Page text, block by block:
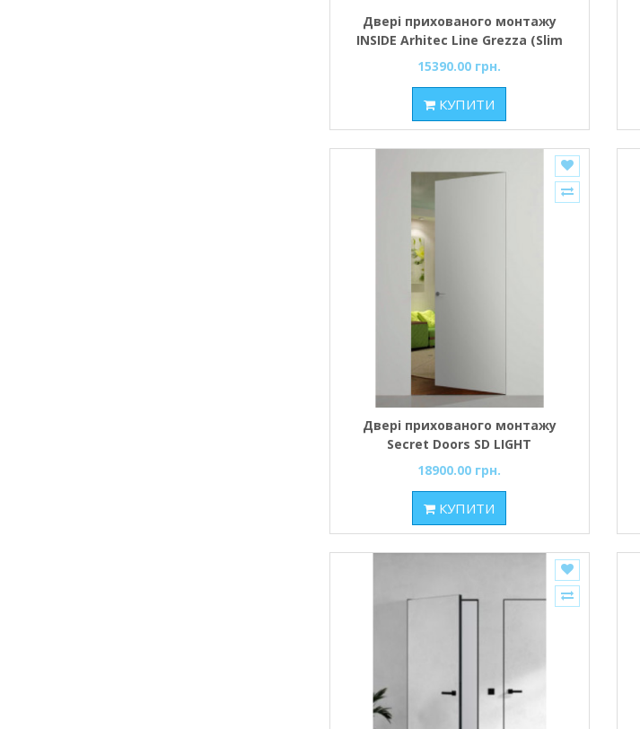
Двері прихованого монтажу
INSIDE Arhitec Line Grezza (Slim
TS) + торець AL під фарбування
15390.00 грн.
КУПИТИ
Двері прихованого монтажу
Secret Doors SD LIGHT
Універсальна Inside щитова під
фарбування
18900.00 грн.
КУПИТИ